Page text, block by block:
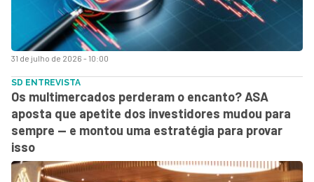
31 de julho de 2026 - 10:00
SD ENTREVISTA
Os multimercados perderam o encanto? ASA
aposta que apetite dos investidores mudou para
sempre — e montou uma estratégia para provar
isso